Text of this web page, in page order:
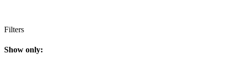
Filters
Show only: